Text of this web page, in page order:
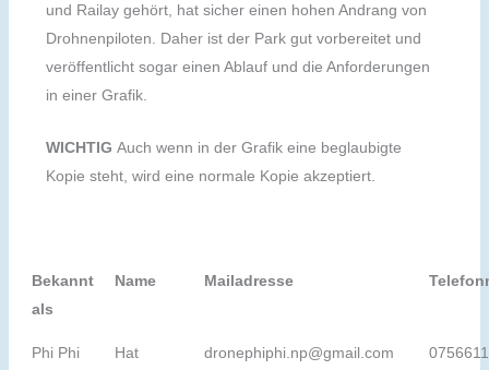
und Railay gehört, hat sicher einen hohen Andrang von
Drohnenpiloten. Daher ist der Park gut vorbereitet und
veröffentlicht sogar einen Ablauf und die Anforderungen
in einer Grafik.
WICHTIG Auch wenn in der Grafik eine beglaubigte
Kopie steht, wird eine normale Kopie akzeptiert.
Bekannt
als
Name Mailadresse
Phi Phi
Hat
dronephiphi.np@gmail.com